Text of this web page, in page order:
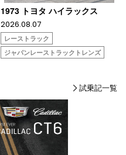
1973 トヨタ ハイラックス
2026.08.07
レーストラック
ジャパンレーストラックトレンズ
試乗記一覧